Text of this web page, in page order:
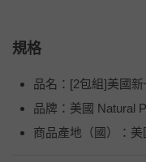
規格
品名：[2包組]美國
品牌：美國 Natural
商品產地（國）：美